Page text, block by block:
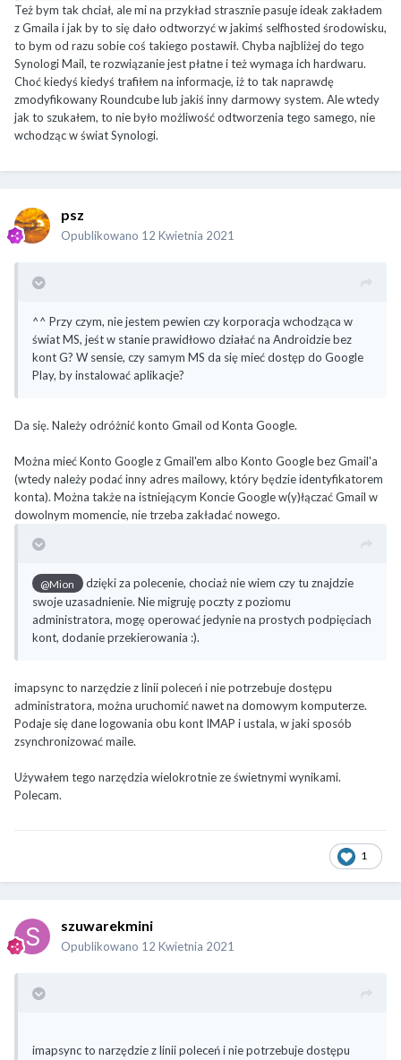
Też bym tak chciał, ale mi na przykład strasznie pasuje ideak zakładem
z Gmaila i jak by to się dało odtworzyć w jakimś selfhosted środowisku,
to bym od razu sobie coś takiego postawił. Chyba najbliżej do tego
Synologi Mail, te rozwiązanie jest płatne i też wymaga ich hardwaru.
Choć kiedyś kiedyś trafiłem na informacje, iż to tak naprawdę
zmodyfikowany Roundcube lub jakiś inny darmowy system. Ale wtedy
jak to szukałem, to nie było możliwość odtworzenia tego samego, nie
wchodząc w świat Synologi.
psz
Opublikowano 12 Kwietnia 2021
^^ Przy czym, nie jestem pewien czy korporacja wchodząca w
świat MS, jeśt w stanie prawidłowo działać na Androidzie bez
kont G? W sensie, czy samym MS da się mieć dostęp do Google
Play, by instalować aplikacje?
Da się. Należy odróżnić konto Gmail od Konta Google.
Można mieć Konto Google z Gmail'em albo Konto Google bez Gmail'a
(wtedy należy podać inny adres mailowy, który będzie identyfikatorem
konta). Można także na istniejącym Koncie Google w(y)łączać Gmail w
dowolnym momencie, nie trzeba zakładać nowego.
@Mion
dzięki za polecenie, chociaż nie wiem czy tu znajdzie
swoje uzasadnienie. Nie migruję poczty z poziomu
administratora, mogę operować jedynie na prostych podpięciach
kont, dodanie przekierowania :).
imapsync to narzędzie z linii poleceń i nie potrzebuje dostępu
administratora, można uruchomić nawet na domowym komputerze.
Podaje się dane logowania obu kont IMAP i ustala, w jaki sposób
zsynchronizować maile.
Używałem tego narzędzia wielokrotnie ze świetnymi wynikami.
Polecam.
1
szuwarekmini
Opublikowano 12 Kwietnia 2021
imapsync to narzędzie z linii poleceń i nie potrzebuje dostępu